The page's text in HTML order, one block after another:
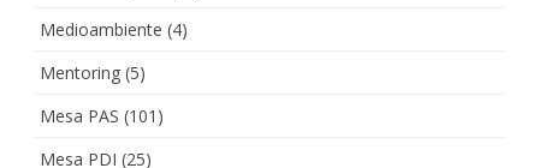
Medioambiente (4)
Mentoring (5)
Mesa PAS (101)
Mesa PDI (25)